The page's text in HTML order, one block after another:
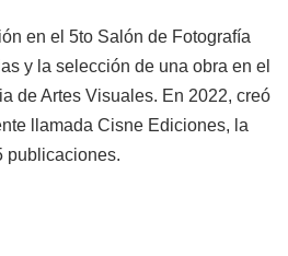
en el 5to Salón de Fotografía
y la selección de una obra en el
de Artes Visuales. En 2022, creó
llamada Cisne Ediciones, la
publicaciones.